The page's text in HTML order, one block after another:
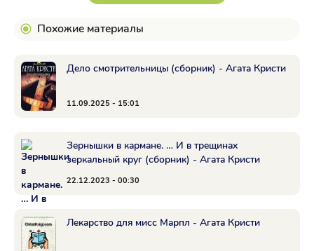
Похожие материалы
Дело смотрительницы (сборник) - Агата Кристи
11.09.2025 - 15:01
Зернышки в кармане. … И в трещинах
зеркальный круг (сборник) - Агата Кристи
22.12.2023 - 00:30
Лекарство для мисс Марпл - Агата Кристи